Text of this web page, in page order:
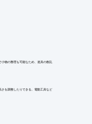
物の整理も可能なため、道具の散乱
を調整したりできる。電動工具など